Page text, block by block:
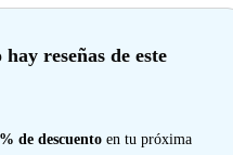
reseñas de este
de descuento en tu próxima